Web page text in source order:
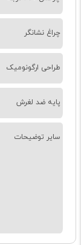
چراغ نشانگر
طراحی ارگونومیک
پایه ضد لغرش
سایر توضیحات